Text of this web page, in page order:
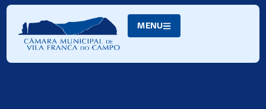
Skip
Content
MENU